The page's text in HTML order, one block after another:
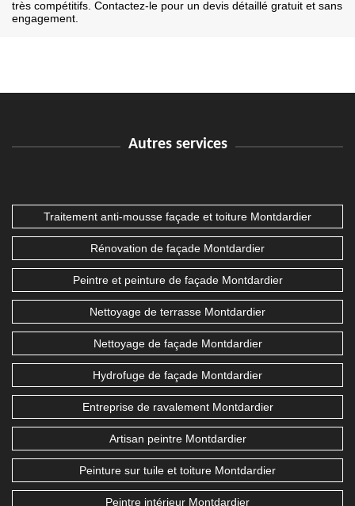
très compétitifs. Contactez-le pour un devis détaillé gratuit et sans
engagement.
Autres services
Traitement anti-mousse façade et toiture Montdardier
Rénovation de façade Montdardier
Peintre et peinture de façade Montdardier
Nettoyage de terrasse Montdardier
Nettoyage de façade Montdardier
Hydrofuge de façade Montdardier
Entreprise de ravalement Montdardier
Artisan peintre Montdardier
Peinture sur tuile et toiture Montdardier
Peintre intérieur Montdardier